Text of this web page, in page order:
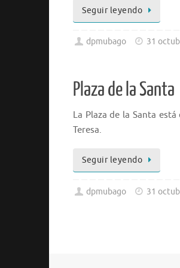
Seguir leyendo
dpmubago 31
Plaza de la Santa
La Plaza de la Santa
Teresa.
Seguir leyendo
dpmubago 31